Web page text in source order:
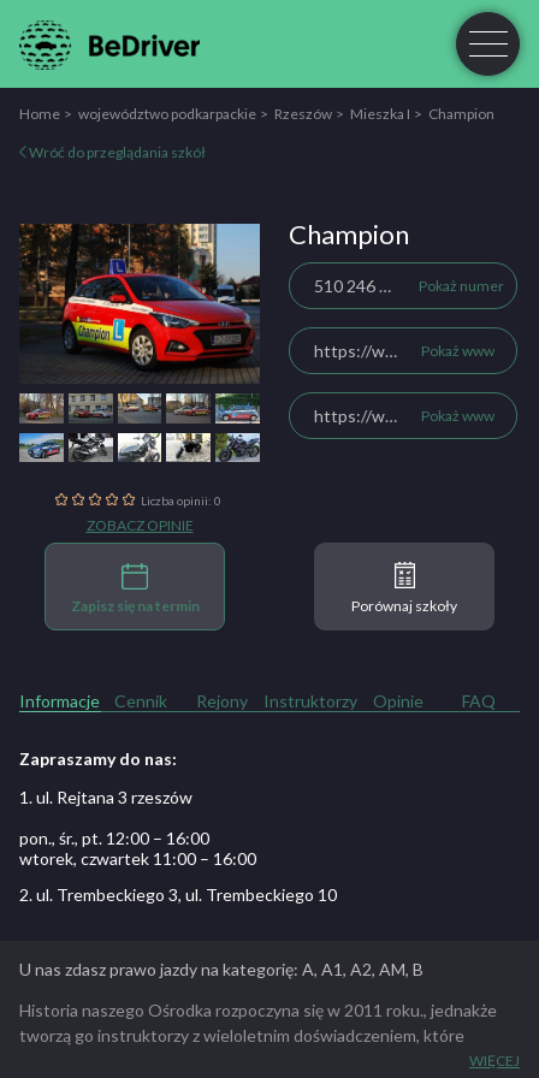
Home województwo podkarpackie Rzeszów Mieszka I Champion
Wróć do przeglądania szkół
Liczba opinii: 0
ZOBACZ OPINIE
Champion
510 246 708 Pokaż numer
https://www.champion-osk.pl/ Pokaż www
https://www.facebook.com/championosk/ Pokaż www
Zapisz się na termin Porównaj szkoły
Informacje Cennik Rejony Instruktorzy Opinie FAQ
Zapraszamy do nas:
1. ul. Rejtana 3 rzeszów
pon., śr., pt. 12:00 – 16:00
wtorek, czwartek 11:00 – 16:00
2. ul. Trembeckiego 3, ul. Trembeckiego 10
U nas zdasz prawo jazdy na kategorię: A, A1, A2, AM, B
Historia naszego Ośrodka rozpoczyna się w 2011 roku., jednakże
tworzą go instruktorzy z wieloletnim doświadczeniem, które
zdobywaliśmy ucząc w różnych ośrodkach szkolenia kierowców w
WIĘCEJ